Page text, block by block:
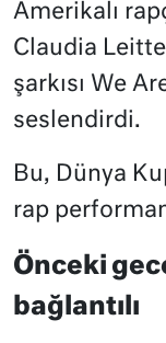
Amerikalı
Claudia
şarkısı We
seslendirdi.
Bu, Dünya
rap
Önceki
bağlantılı